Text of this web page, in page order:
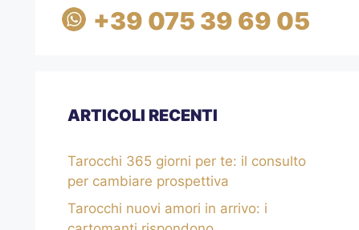
+39 075 39 69 05
ARTICOLI RECENTI
Tarocchi 365 giorni per te: il consulto
per cambiare prospettiva
Tarocchi nuovi amori in arrivo: i